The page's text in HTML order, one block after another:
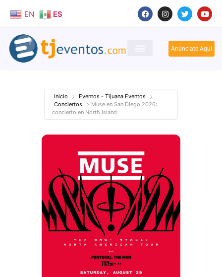
EN ES
Anúnciate Aquí
Inicio
Eventos - Tijuana Eventos
Conciertos
Muse en San Diego 2026:
concierto en North Island